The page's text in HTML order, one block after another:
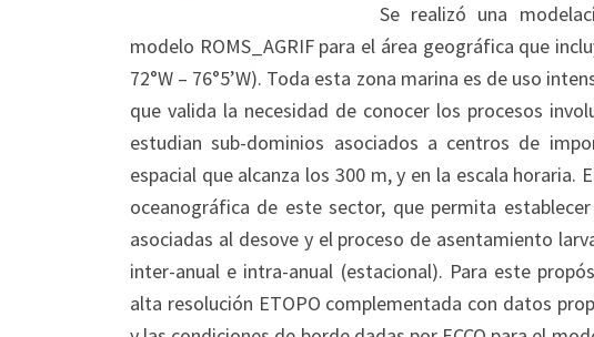
Se realizó una
modelo ROMS_AGRIF para el área geográfica que
72°W – 76°5’W). Toda esta zona marina es de uso
que valida la necesidad de conocer los procesos
estudian sub-dominios asociados a centros de
espacial que alcanza los 300 m, y en la escala
oceanográfica de este sector, que permita
asociadas al desove y el proceso de asentamiento
inter-anual e intra-anual (estacional). Para este
alta resolución ETOPO complementada con datos